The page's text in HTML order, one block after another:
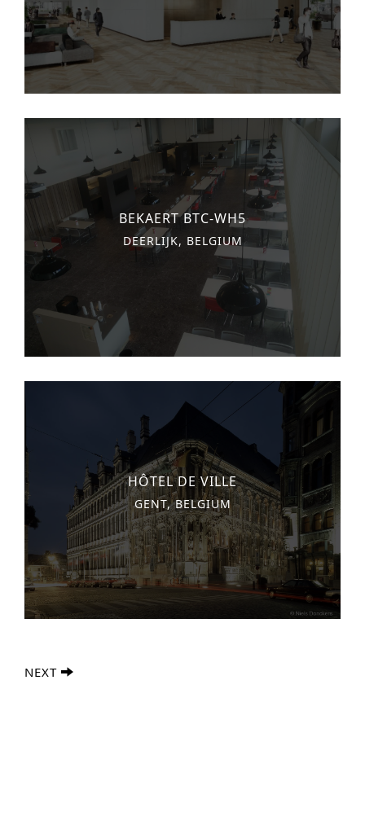
BEKAERT BTC-WH5
DEERLIJK, BELGIUM
HÔTEL DE VILLE
GENT, BELGIUM
NEXT